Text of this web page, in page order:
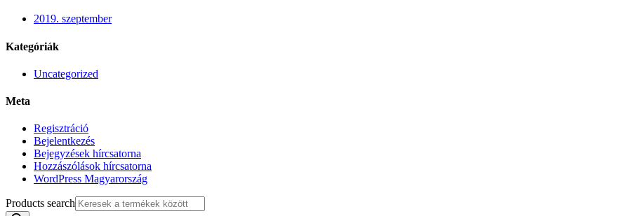
2019. szeptember
Kategóriák
Uncategorized
Meta
Regisztráció
Bejelentkezés
Bejegyzések hírcsatorna
Hozzászólások hírcsatorna
WordPress Magyarország
Products search